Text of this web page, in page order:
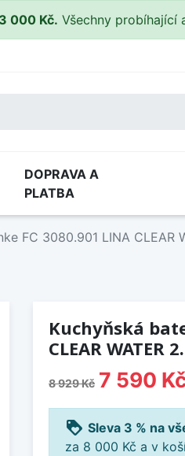
000 Kč. Všechny probíhající
DOPRAVA A
PLATBA
FC 3080.901 LINA CLEAR
Kuchyňská
CLEAR WATER
8 929 Kč 7 590
loyalty Sleva 3 % na
za 8 000 Kč a v